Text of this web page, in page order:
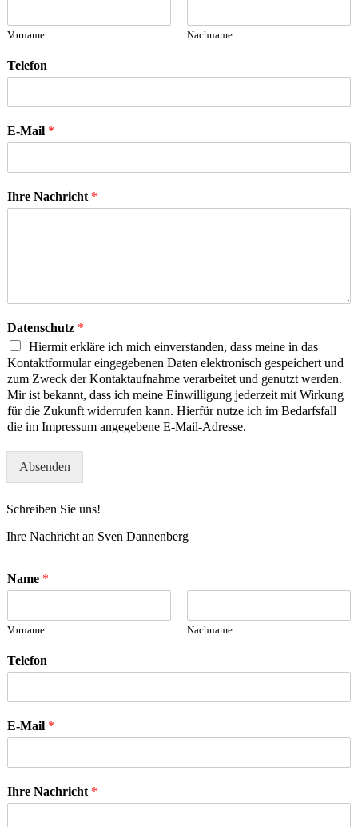
Vorname Nachname
Telefon
E-Mail *
Ihre Nachricht *
Datenschutz *
Hiermit erkläre ich mich einverstanden, dass meine in das
Kontaktformular eingegebenen Daten elektronisch gespeichert und
zum Zweck der Kontaktaufnahme verarbeitet und genutzt werden.
Mir ist bekannt, dass ich meine Einwilligung jederzeit mit Wirkung
für die Zukunft widerrufen kann. Hierfür nutze ich im Bedarfsfall
die im Impressum angegebene E-Mail-Adresse.
Absenden
Schreiben Sie uns!
Ihre Nachricht an Sven Dannenberg
Name *
Vorname Nachname
Telefon
E-Mail *
Ihre Nachricht *